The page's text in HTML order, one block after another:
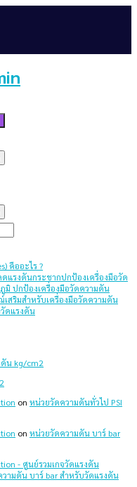
คืออะไร ?
ดแรงดันกระชากปกป้องเครื่องมือวัด
มิ ปกป้องเครื่องมือวัดความดัน
สริมสำหรับเครื่องมือวัดความดัน
ดแรงดัน
น kg/cm2
on หน่วยวัดความดันทั่วไป PSI
on หน่วยวัดความดัน บาร์ bar
- ศูนย์รวมเกจวัดแรงดัน
ามดัน บาร์ bar สำหรับวัดแรงดัน